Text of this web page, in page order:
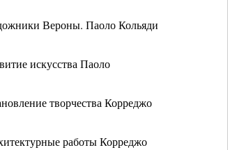
Вероны. Паоло Кольяди
искусства Паоло
творчества Корреджо
работы Корреджо